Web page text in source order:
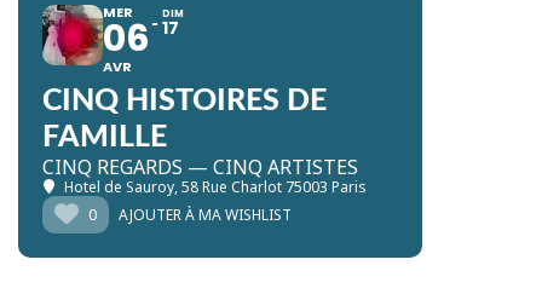
MER
06
AVR
DIM
17
CINQ HISTOIRES DE
FAMILLE
CINQ REGARDS — CINQ ARTISTES
Hotel de Sauroy, 58 Rue Charlot 75003 Paris
0
AJOUTER À MA WISHLIST